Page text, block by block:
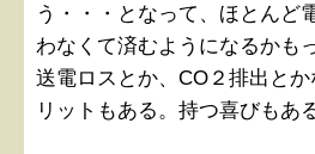
う・・・となって、ほとんど
わなくて済むようになるかも
送電ロスとか、CO２排出と
リットもある。持つ喜びもある